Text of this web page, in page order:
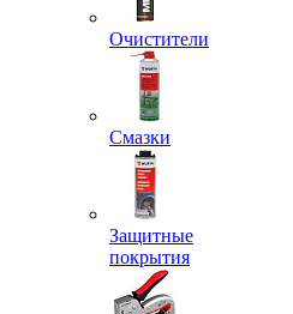
Очистители
Смазки
Защитные
покрытия